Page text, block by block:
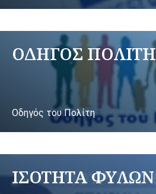
ΟΔΗΓΟΣ ΠΟΛΙΤΗ
Οδηγός του Πολίτη
ΙΣΟΤΗΤΑ ΦΥΛΩΝ